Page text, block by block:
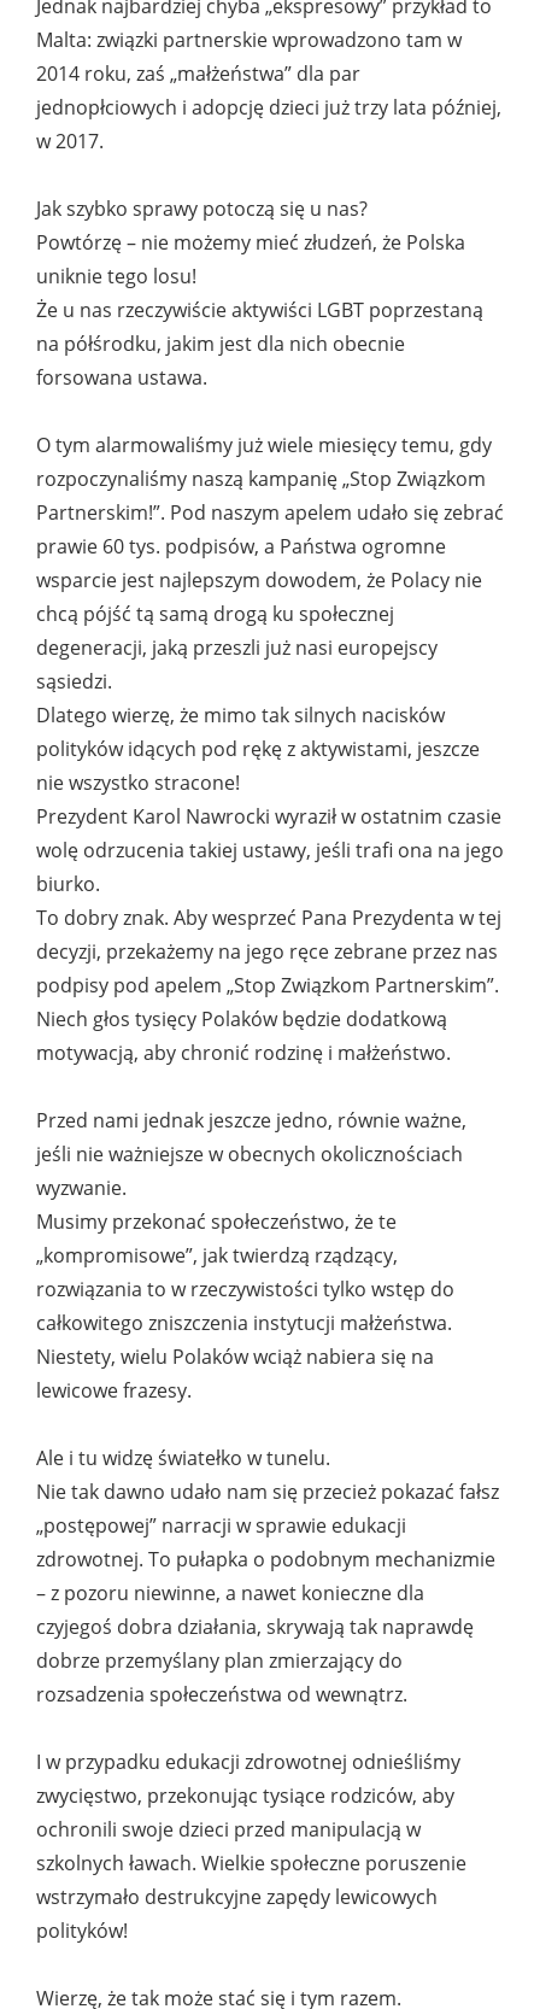
Jednak najbardziej chyba „ekspresowy” przykład to
Malta: związki partnerskie wprowadzono tam w
2014 roku, zaś „małżeństwa” dla par
jednopłciowych i adopcję dzieci już trzy lata później,
w 2017.
Jak szybko sprawy potoczą się u nas?
Powtórzę – nie możemy mieć złudzeń, że Polska
uniknie tego losu!
Że u nas rzeczywiście aktywiści LGBT poprzestaną
na półśrodku, jakim jest dla nich obecnie
forsowana ustawa.
O tym alarmowaliśmy już wiele miesięcy temu, gdy
rozpoczynaliśmy naszą kampanię „Stop Związkom
Partnerskim!”. Pod naszym apelem udało się zebrać
prawie 60 tys. podpisów, a Państwa ogromne
wsparcie jest najlepszym dowodem, że Polacy nie
chcą pójść tą samą drogą ku społecznej
degeneracji, jaką przeszli już nasi europejscy
sąsiedzi.
Dlatego wierzę, że mimo tak silnych nacisków
polityków idących pod rękę z aktywistami, jeszcze
nie wszystko stracone!
Prezydent Karol Nawrocki wyraził w ostatnim czasie
wolę odrzucenia takiej ustawy, jeśli trafi ona na jego
biurko.
To dobry znak. Aby wesprzeć Pana Prezydenta w tej
decyzji, przekażemy na jego ręce zebrane przez nas
podpisy pod apelem „Stop Związkom Partnerskim”.
Niech głos tysięcy Polaków będzie dodatkową
motywacją, aby chronić rodzinę i małżeństwo.
Przed nami jednak jeszcze jedno, równie ważne,
jeśli nie ważniejsze w obecnych okolicznościach
wyzwanie.
Musimy przekonać społeczeństwo, że te
„kompromisowe”, jak twierdzą rządzący,
rozwiązania to w rzeczywistości tylko wstęp do
całkowitego zniszczenia instytucji małżeństwa.
Niestety, wielu Polaków wciąż nabiera się na
lewicowe frazesy.
Ale i tu widzę światełko w tunelu.
Nie tak dawno udało nam się przecież pokazać fałsz
„postępowej” narracji w sprawie edukacji
zdrowotnej. To pułapka o podobnym mechanizmie
– z pozoru niewinne, a nawet konieczne dla
czyjegoś dobra działania, skrywają tak naprawdę
dobrze przemyślany plan zmierzający do
rozsadzenia społeczeństwa od wewnątrz.
I w przypadku edukacji zdrowotnej odnieśliśmy
zwycięstwo, przekonując tysiące rodziców, aby
ochronili swoje dzieci przed manipulacją w
szkolnych ławach. Wielkie społeczne poruszenie
wstrzymało destrukcyjne zapędy lewicowych
polityków!
Wierzę, że tak może stać się i tym razem.